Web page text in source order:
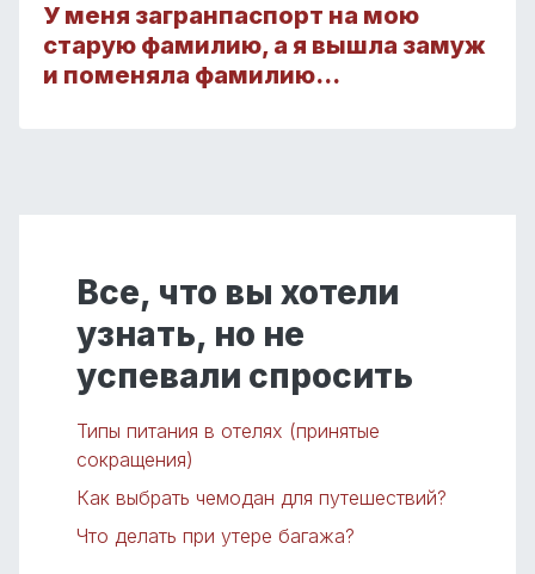
У меня загранпаспорт на мою
старую фамилию, а я вышла замуж
и поменяла фамилию…
Все, что вы хотели
узнать, но не
успевали спросить
Типы питания в отелях (принятые
сокращения)
Как выбрать чемодан для путешествий?
Что делать при утере багажа?